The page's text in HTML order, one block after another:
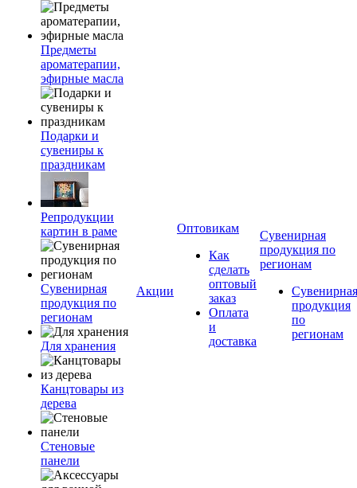
Предметы
ароматерапии,
эфирные масла
Подарки и
сувениры к
праздникам
Репродукции
картин в раме
Сувенирная
продукция по
регионам
Для хранения
Канцтовары из
дерева
Стеновые
панели
Акции
Оптовикам
Как
сделать
оптовый
заказ
Оплата
и
доставка
Сувенирная
продукция по
регионам
Сувенирная
продукция
по
регионам